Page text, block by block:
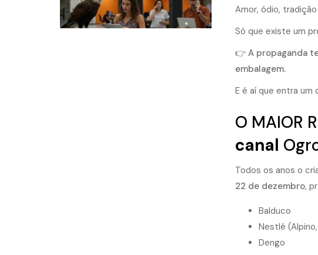
Amor, ódio,
Só que existe um
👉 A propaganda
embalagem.
E é aí que entra um
O MAIOR
canal
Todos os anos o
22 de dezembro,
Balduco
Nestlé
Dengo